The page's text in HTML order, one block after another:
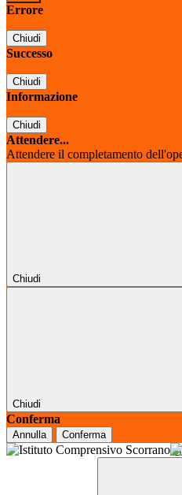
Errore
Chiudi
Successo
Chiudi
Informazione
Chiudi
Attendere...
Attendere il completamento
Chiudi
Chiudi
Conferma
Annulla Conferma